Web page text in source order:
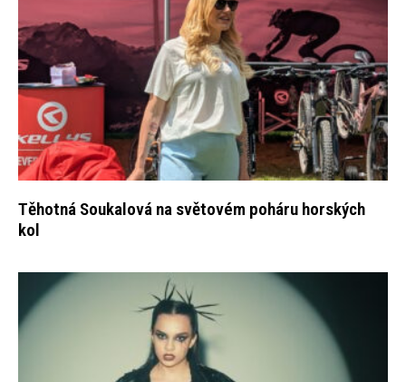
Těhotná Soukalová na světovém poháru horských
kol